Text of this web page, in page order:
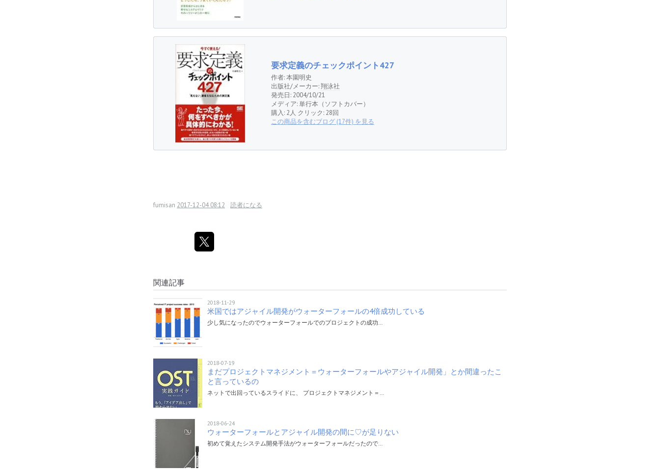
要求定義のチェックポイント427
作者:本園明史
出版社/メーカー:翔泳社
発売日: 2004/10/21
メディア:単行本（ソフトカバー）
購入: 2人 クリック: 28回
この商品を含むブログ (17件) を見る
fumisan 2017-12-04 08:12 読者になる
関連記事
2018-11-29
米国ではアジャイル開発がウォーターフォールの4倍成功している
少し気になったのでウォーターフォールでのプロジェクトの成功…
2018-07-19
まだプロジェクトマネジメント＝ウォーターフォールやアジャイル開発」とか間違ったこ
と言っているの
ネットで出回っているスライドに、 プロジェクトマネジメント＝…
2018-06-24
ウォーターフォールとアジャイル開発の間に♡が足りない
初めて覚えたシステム開発手法がウォーターフォールだったので…